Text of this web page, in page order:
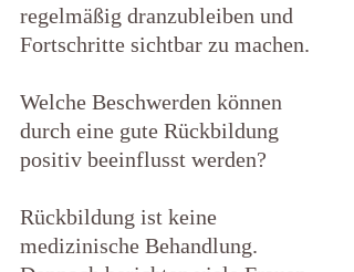
regelmäßig dranzubleiben und
Fortschritte sichtbar zu machen.
Welche Beschwerden können
durch eine gute Rückbildung
positiv beeinflusst werden?
Rückbildung ist keine
medizinische Behandlung.